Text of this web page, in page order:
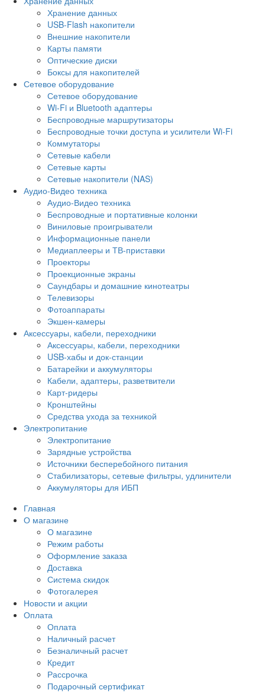
Хранение данных
USB-Flash накопители
Внешние накопители
Карты памяти
Оптические диски
Боксы для накопителей
Сетевое оборудование
Сетевое оборудование
Wi-Fi и Bluetooth адаптеры
Беспроводные маршрутизаторы
Беспроводные точки доступа и усилители Wi-Fi
Коммутаторы
Сетевые кабели
Сетевые карты
Сетевые накопители (NAS)
Аудио-Видео техника
Аудио-Видео техника
Беспроводные и портативные колонки
Виниловые проигрыватели
Информационные панели
Медиаплееры и ТВ-приставки
Проекторы
Проекционные экраны
Саундбары и домашние кинотеатры
Телевизоры
Фотоаппараты
Экшен-камеры
Аксессуары, кабели, переходники
Аксессуары, кабели, переходники
USB-хабы и док-станции
Батарейки и аккумуляторы
Кабели, адаптеры, разветвители
Карт-ридеры
Кронштейны
Средства ухода за техникой
Электропитание
Электропитание
Зарядные устройства
Источники бесперебойного питания
Стабилизаторы, сетевые фильтры, удлинители
Аккумуляторы для ИБП
Главная
О магазине
О магазине
Режим работы
Оформление заказа
Доставка
Система скидок
Фотогалерея
Новости и акции
Оплата
Оплата
Наличный расчет
Безналичный расчет
Кредит
Рассрочка
Подарочный сертификат